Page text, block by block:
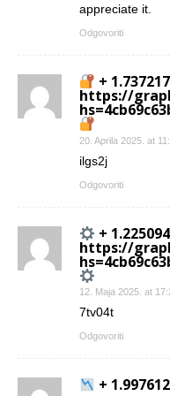
appreciate it.
Odgovoriti
+
https://
20. Aprila 2025. at
ilgs2j
Odgovoriti
+
https://
12. Maja 2025. at
7tv04t
Odgovoriti
+